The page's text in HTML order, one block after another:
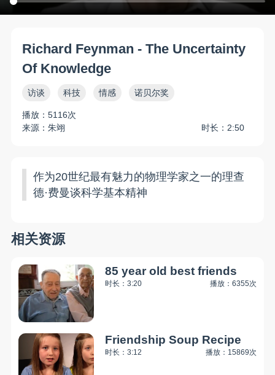
Richard Feynman - The Uncertainty
Of Knowledge
访谈 科技 情感 诺贝尔奖
播放：5116次
来源：朱翊
时长：2:50
作为20世纪最有魅力的物理学家之一的理查
德·费曼谈科学基本精神
相关资源
85 year old best friends
时长：3:20 播放：6355次
Friendship Soup Recipe
时长：3:12 播放：15869次